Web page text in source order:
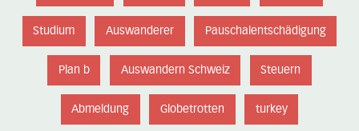
Studium Auswanderer Pauschalentschädigung
Plan b Auswandern Schweiz Steuern
Abmeldung Globetrotten turkey